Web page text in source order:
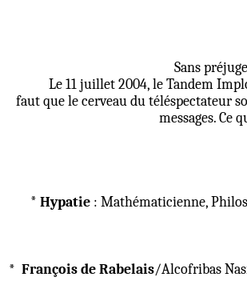
Sans
Le 11 juillet 2004, le Tandem
faut que le cerveau du téléspectateur
messages. Ce
* Hypatie : Mathématicienne,
* François de Rabelais/Alcofribas